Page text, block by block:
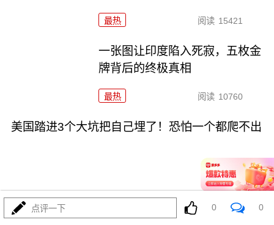
最热 阅读 15421
一张图让印度陷入死寂，五枚金
牌背后的终极真相
最热 阅读 10760
美国踏进3个大坑把自己埋了！恐怕一个都爬不出
最热 17259 08-03
点评一下 0 0